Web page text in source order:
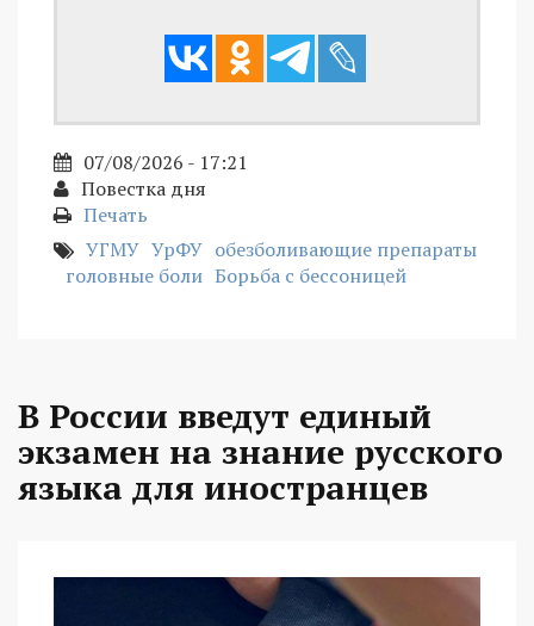
07/08/2026 - 17:21
Повестка дня
Печать
УГМУ УрФУ обезболивающие препараты
головные боли Борьба с бессоницей
В России введут единый
экзамен на знание русского
языка для иностранцев